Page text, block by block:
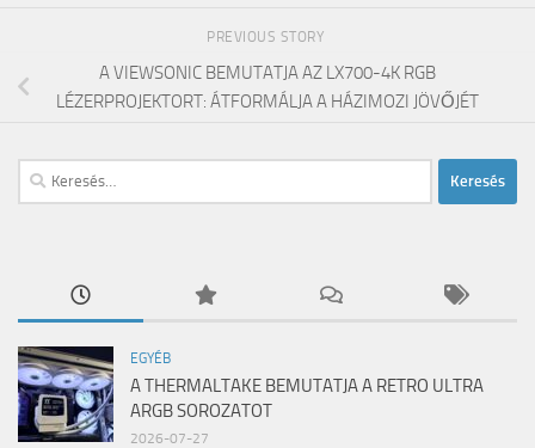
PREVIOUS STORY
A VIEWSONIC BEMUTATJA AZ LX700-4K RGB
LÉZERPROJEKTORT: ÁTFORMÁLJA A HÁZIMOZI JÖVŐJÉT
Keresés:
EGYÉB
A THERMALTAKE BEMUTATJA A RETRO ULTRA
ARGB SOROZATOT
2026-07-27